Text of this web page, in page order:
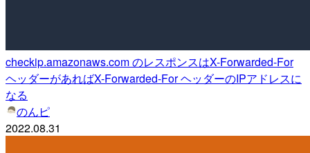
checkip.amazonaws.com のレスポンスはX-Forwarded-For
ヘッダーがあればX-Forwarded-For ヘッダーのIPアドレスに
なる
のんピ
2022.08.31